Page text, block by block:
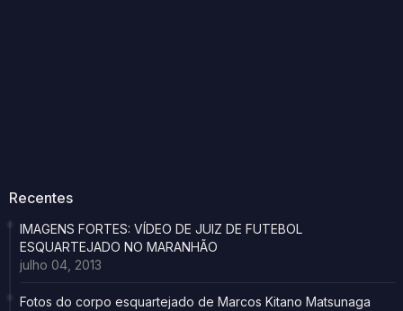
Recentes
IMAGENS FORTES: VÍDEO DE JUIZ DE FUTEBOL
ESQUARTEJADO NO MARANHÃO
julho 04, 2013
Fotos do corpo esquartejado de Marcos Kitano Matsunaga